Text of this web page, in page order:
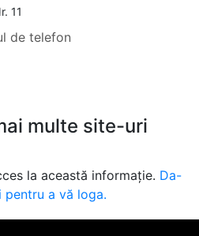
11
de telefon
multe site-uri
la această informație. Da-
a vă loga.